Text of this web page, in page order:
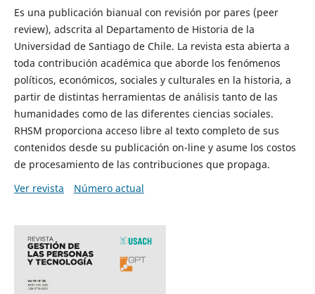
Es una publicación bianual con revisión por pares (peer
review), adscrita al Departamento de Historia de la
Universidad de Santiago de Chile. La revista esta abierta a
toda contribución académica que aborde los fenómenos
políticos, económicos, sociales y culturales en la historia, a
partir de distintas herramientas de análisis tanto de las
humanidades como de las diferentes ciencias sociales.
RHSM proporciona acceso libre al texto completo de sus
contenidos desde su publicación on-line y asume los costos
de procesamiento de las contribuciones que propaga.
Ver revista
Número actual